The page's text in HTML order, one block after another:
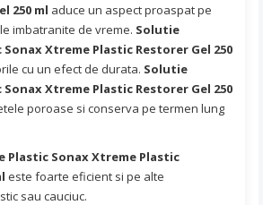
250 ml aduce un aspect proaspat pe
imbatranite de vreme. Solutie
Xtreme Plastic Restorer Gel 250
cu un efect de durata. Solutie
Xtreme Plastic Restorer Gel 250
poroase si conserva pe termen lung
Plastic Sonax Xtreme Plastic
este foarte eficient si pe alte
sau cauciuc.